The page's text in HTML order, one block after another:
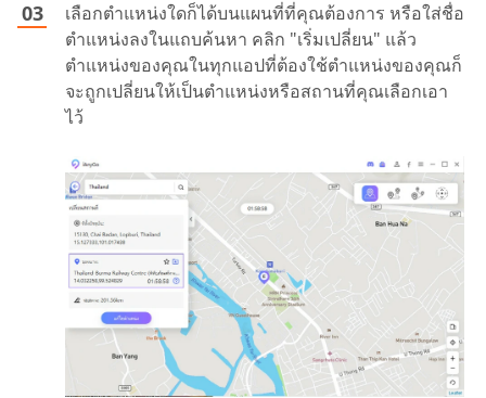
เลือกตำแหน่งใดก็ได้บนแผนที่ที่คุณต้องการ หรือใส่ชื่อ
ตำแหน่งลงในแถบค้นหา คลิก "เริ่มเปลี่ยน" แล้ว
ตำแหน่งของคุณในทุกแอปที่ต้องใช้ตำแหน่งของคุณก็
จะถูกเปลี่ยนให้เป็นตำแหน่งหรือสถานที่คุณเลือกเอา
ไว้